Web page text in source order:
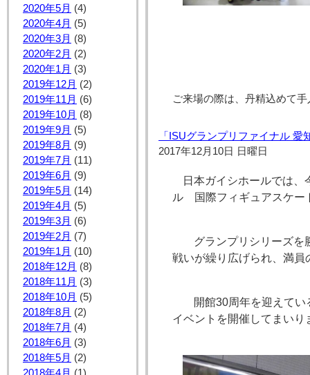
2020年5月 (4)
2020年4月 (5)
2020年3月 (8)
2020年2月 (2)
2020年1月 (3)
2019年12月 (2)
2019年11月 (6)
2019年10月 (8)
2019年9月 (5)
2019年8月 (9)
2019年7月 (11)
2019年6月 (9)
2019年5月 (14)
2019年4月 (5)
2019年3月 (6)
2019年2月 (7)
2019年1月 (10)
2018年12月 (8)
2018年11月 (3)
2018年10月 (5)
2018年8月 (2)
2018年7月 (4)
2018年6月 (3)
2018年5月 (2)
ご来場の際は、丹精込めて
「ISUグランプリファイナル
2017年12月10日 日曜日
日本ガイシホールでは
ル 国際フィギュアスケー
グランプリシリーズを
戦いが繰り広げられ、満
開館30周年を迎えてい
イベントを開催してまい